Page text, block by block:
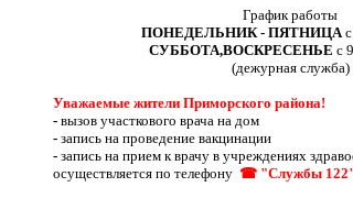
График работы
ПОНЕДЕЛЬНИК - ПЯТНИЦА
СУББОТА,ВОСКРЕСЕНЬЕ с
(дежурная служба)
Уважаемые жители Приморского района!
- вызов участкового врача на дом
- запись на проведение вакцинации
- запись на прием к врачу в учреждениях
осуществляется по телефону ☎ "Службы